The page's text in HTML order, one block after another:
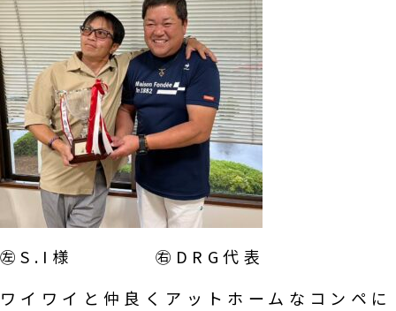
㊧S.I様 ㊨DRG代表
ワイワイと仲良くアットホームなコンペに